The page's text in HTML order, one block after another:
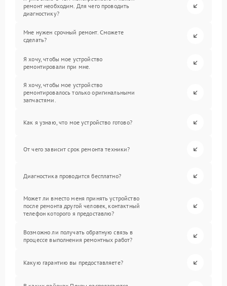
ремонт необходим. Для чего проводить
диагностику?
Мне нужен срочный ремонт. Сможете
сделать?
Я хочу, чтобы мое устройство
ремонтировали при мне.
Я хочу, чтобы мое устройство
ремонтировалось только оригинальными
запчастями.
Как я узнаю, что мое устройство готово?
От чего зависит срок ремонта техники?
Диагностика проводится бесплатно?
Может ли вместо меня принять устройство
после ремонта другой человек, контактный
телефон которого я предоставлю?
Возможно ли получать обратную связь в
процессе выполнения ремонтных работ?
Какую гарантию вы предоставляете?